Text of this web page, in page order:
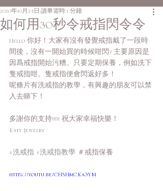
如何用30秒令戒指閃令令
2020年10月24日 讀畢需時 1 分鐘
Hello 你好！大家有沒有發覺戒指戴了一段時
間後，沒有一開始買的時候咁閃? 主要原因是
因爲戒指開始污糟。只要定期保養，例如洗下
隻戒指咁。隻戒指便會閃返好多！
呢條片有洗戒指的教學，有興趣的朋友可以禁
入去睇下！
多謝你的支持!!!!! 祝大家幸福快樂！
Katy Jewelry
#洗戒指 #洗戒指教學 ＃戒指保養
https://youtu.be/CHSHmCKa3YM